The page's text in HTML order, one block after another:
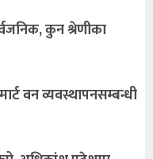
कुन श्रेणीका
वन व्यवस्थापनसम्बन्धी